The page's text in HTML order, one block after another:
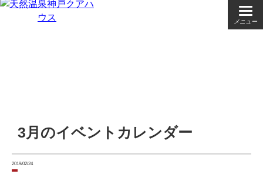
メニュー
3月のイベントカレンダー
2019/02/24